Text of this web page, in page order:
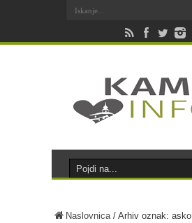
Naslovnica/ Arhiv oznak: asko